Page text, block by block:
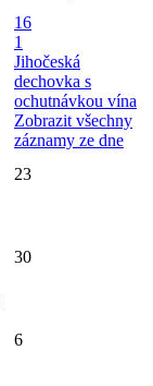
16
1
Jihočeská
dechovka s
ochutnávkou vína
Zobrazit všechny
záznamy ze dne
23
30
6